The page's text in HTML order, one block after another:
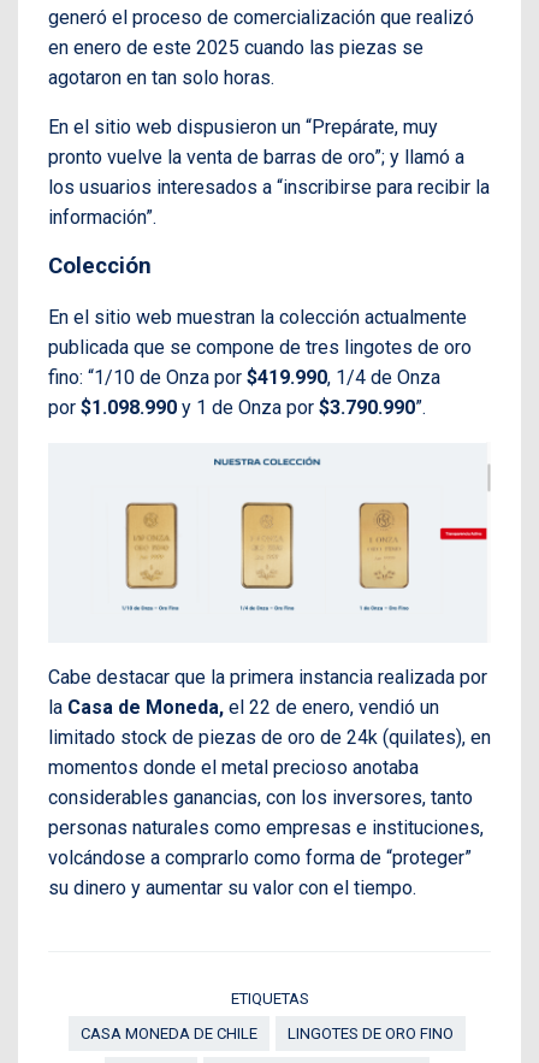
generó el proceso de comercialización que realizó
en enero de este 2025 cuando las piezas se
agotaron en tan solo horas.
En el sitio web dispusieron un “Prepárate, muy
pronto vuelve la venta de barras de oro”; y llamó a
los usuarios interesados a “inscribirse para recibir la
información”.
Colección
En el sitio web muestran la colección actualmente
publicada que se compone de tres lingotes de oro
fino: “1/10 de Onza por $419.990, 1/4 de Onza
por $1.098.990 y 1 de Onza por $3.790.990”.
Cabe destacar que la primera instancia realizada por
la Casa de Moneda, el 22 de enero, vendió un
limitado stock de piezas de oro de 24k (quilates), en
momentos donde el metal precioso anotaba
considerables ganancias, con los inversores, tanto
personas naturales como empresas e instituciones,
volcándose a comprarlo como forma de “proteger”
su dinero y aumentar su valor con el tiempo.
ETIQUETAS
CASA MONEDA DE CHILE
LINGOTES DE ORO FINO